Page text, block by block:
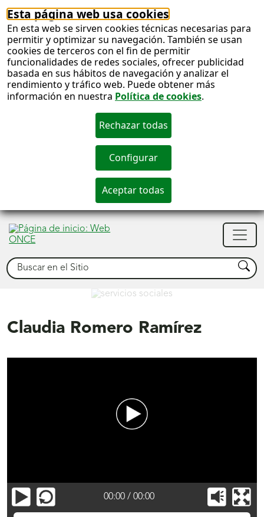
Esta página web usa cookies
En esta web se sirven cookies técnicas necesarias para
permitir y optimizar su navegación. También se usan
cookies de terceros con el fin de permitir
funcionalidades de redes sociales, ofrecer publicidad
basada en sus hábitos de navegación y analizar el
rendimiento y tráfico web. Puede obtener más
información en nuestra Política de cookies.
Buscar Buscar
Servicios Sociales
Claudia Romero Ramírez
00:00 / 00:00